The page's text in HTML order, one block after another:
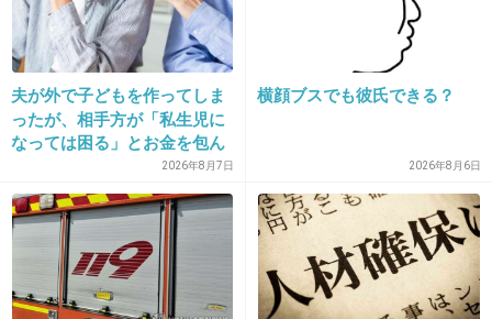
嵐の櫻井翔がオッサン化してるｗｗｗ
girlschannel.net
嵐の櫻井翔がオッサン化してるｗｗｗオッサン化前 オッサン化後
-55
2013/04/25(木) 16:33:19
なおCMとVTRで8時間は使うでしょう。
夫が外で子どもを作ってしま
ったが、相手方が「私生児に
なっては困る」とお金を包ん
で頭を下げに来ても応じず、
晩年まで離婚に応じなかった
親戚の話→「一生復讐にな
る」「これ本人幸せなの？」
2026年8月7日
横顔ブスでも彼氏できる？
2026年8月6日